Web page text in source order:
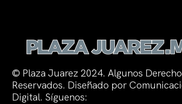
© Plaza Juarez 2024. Algunos
Reservados. Diseñado por
Digital. Síguenos: